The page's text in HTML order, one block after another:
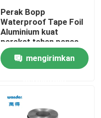
Perak Bopp
Waterproof Tape Foil
Aluminium kuat
perekat tahan panas
mengirimkan